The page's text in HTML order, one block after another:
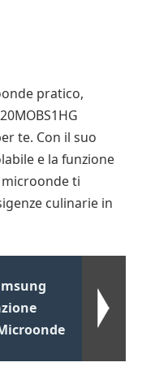
pratico,
te. Con il suo
e la funzione
ti
culinarie in